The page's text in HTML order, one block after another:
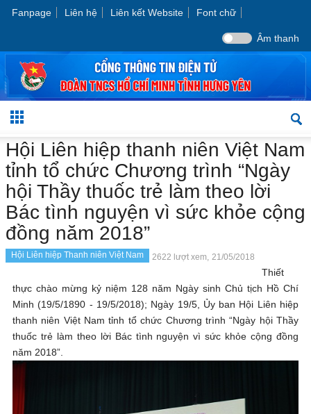
Fanpage Liên hệ Liên kết Website Font chữ
Âm thanh
Hội Liên hiệp thanh niên Việt Nam
tỉnh tổ chức Chương trình “Ngày
hội Thầy thuốc trẻ làm theo lời
Bác tình nguyện vì sức khỏe cộng
đồng năm 2018”
Hội Liên hiệp Thanh niên Việt Nam 2622 lượt xem, 21/05/2018
Thiết
thực chào mừng kỷ niệm 128 năm Ngày sinh Chủ tịch Hồ Chí
Minh (19/5/1890 - 19/5/2018); Ngày 19/5, Ủy ban Hội Liên hiệp
thanh niên Việt Nam tỉnh tổ chức Chương trình “Ngày hội Thầy
thuốc trẻ làm theo lời Bác tình nguyện vì sức khỏe cộng đồng
năm 2018”.